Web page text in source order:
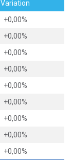
Variation
+0,00%
+0,00%
+0,00%
+0,00%
+0,00%
+0,00%
+0,00%
+0,00%
+0,00%